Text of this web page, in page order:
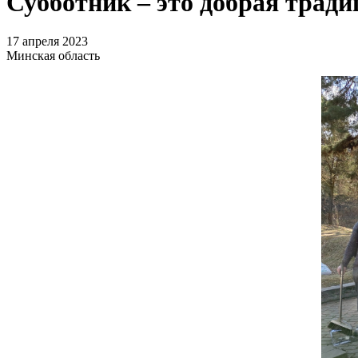
17 апреля 2023
Минская область